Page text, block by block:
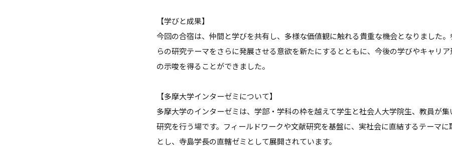
【学びと成果】
今回の合宿は、仲間と学びを共有し、多様な価値観に触れる貴重な機会となりました
らの研究テーマをさらに発展させる意欲を新たにするとともに、今後の学びやキャリア
の示唆を得ることができました。
【多摩大学インターゼミについて】
多摩大学のインターゼミは、学部・学科の枠を越えて学生と社会人大学院生、教員が
研究を行う場です。フィールドワークや文献研究を基盤に、実社会に直結するテーマ
とし、寺島学長の直轄ゼミとして展開されています。